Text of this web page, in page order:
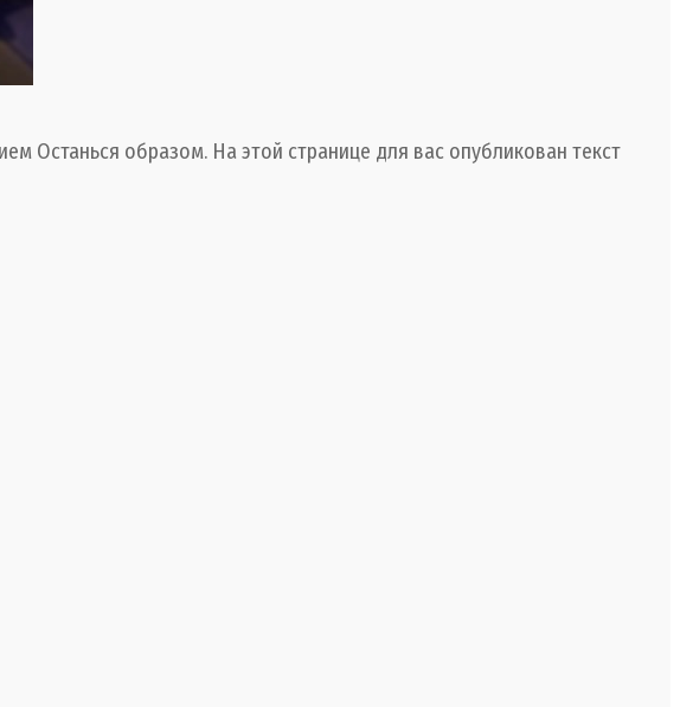
Останься образом. На этой странице для вас опубликован текст